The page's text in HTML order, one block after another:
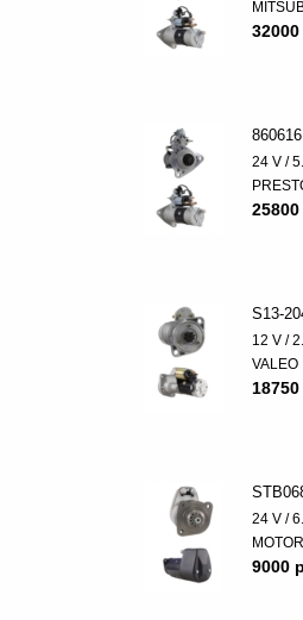
860616
24 V /
S13-
12 V /
VALEO
24 V /
9000